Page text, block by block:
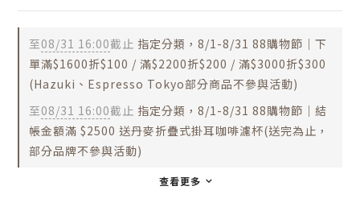
至08/31 16:00截止 指定分類，8/1-8/31 88購物節｜下
單滿$1600折$100 / 滿$2200折$200 / 滿$3000折$300
(Hazuki、Espresso Tokyo部分商品不參與活動)
至08/31 16:00截止 指定分類，8/1-8/31 88購物節｜結
帳金額滿 $2500 送丹麥折疊式掛耳咖啡濾杯(送完為止，
部分品牌不參與活動)
查看更多